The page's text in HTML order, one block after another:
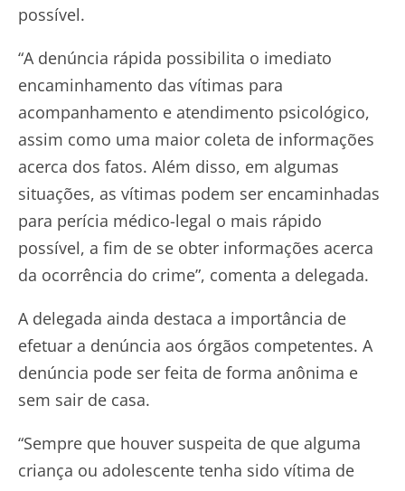
possível.
“A denúncia rápida possibilita o imediato
encaminhamento das vítimas para
acompanhamento e atendimento psicológico,
assim como uma maior coleta de informações
acerca dos fatos. Além disso, em algumas
situações, as vítimas podem ser encaminhadas
para perícia médico-legal o mais rápido
possível, a fim de se obter informações acerca
da ocorrência do crime”, comenta a delegada.
A delegada ainda destaca a importância de
efetuar a denúncia aos órgãos competentes. A
denúncia pode ser feita de forma anônima e
sem sair de casa.
“Sempre que houver suspeita de que alguma
criança ou adolescente tenha sido vítima de